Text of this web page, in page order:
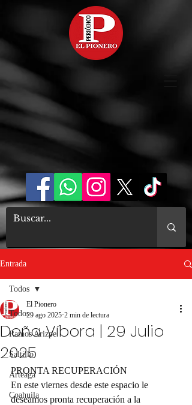
Entrada
Todos
Ramos Arizpe
Saltillo
Arteaga
Coahuila
Todos
Doña Víbora | 29 Julio
2025
El Pionero
29 ago 2025 2 min de lectura
PRONTA RECUPERACIÓN
En este viernes desde este espacio le
deseamos pronta recuperación a la